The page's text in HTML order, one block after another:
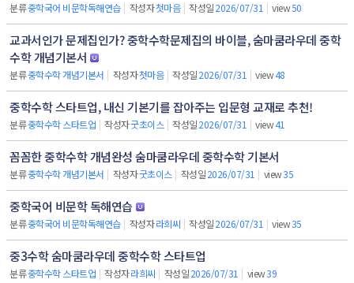
분류중학국어 비문학독해연습 | 작성자첫마음 | 작성일2026/07/31 | view50
교과서인가 문제집인가? 중학수학문제집의 바이블, 숨마쿰라우데 중학
수학 개념기본서
분류중학수학 개념기본서 | 작성자첫마음 | 작성일2026/07/31 | view48
중학수학 스타트업, 내신 기본기를 잡아주는 입문형 교재로 추천!
분류중학수학 스타트업 | 작성자굿초이스 | 작성일2026/07/31 | view41
꼼꼼한 중학수학 개념완성 숨마쿰라우데 중학수학 기본서
분류중학수학 개념기본서 | 작성자굿초이스 | 작성일2026/07/31 | view35
중학국어 비문학 독해연습
분류중학국어 비문학독해연습 | 작성자라희씨 | 작성일2026/07/31 | view35
중3수학 숨마쿰라우데 중학수학 스타트업
분류중학수학 스타트업 | 작성자라희씨 | 작성일2026/07/31 | view39